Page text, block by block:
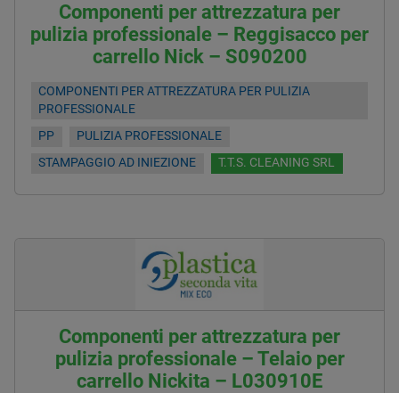
Componenti per attrezzatura per
pulizia professionale – Reggisacco per
carrello Nick – S090200
COMPONENTI PER ATTREZZATURA PER PULIZIA
PROFESSIONALE
PP
PULIZIA PROFESSIONALE
STAMPAGGIO AD INIEZIONE
T.T.S. CLEANING SRL
Componenti per attrezzatura per
pulizia professionale – Telaio per
carrello Nickita – L030910E